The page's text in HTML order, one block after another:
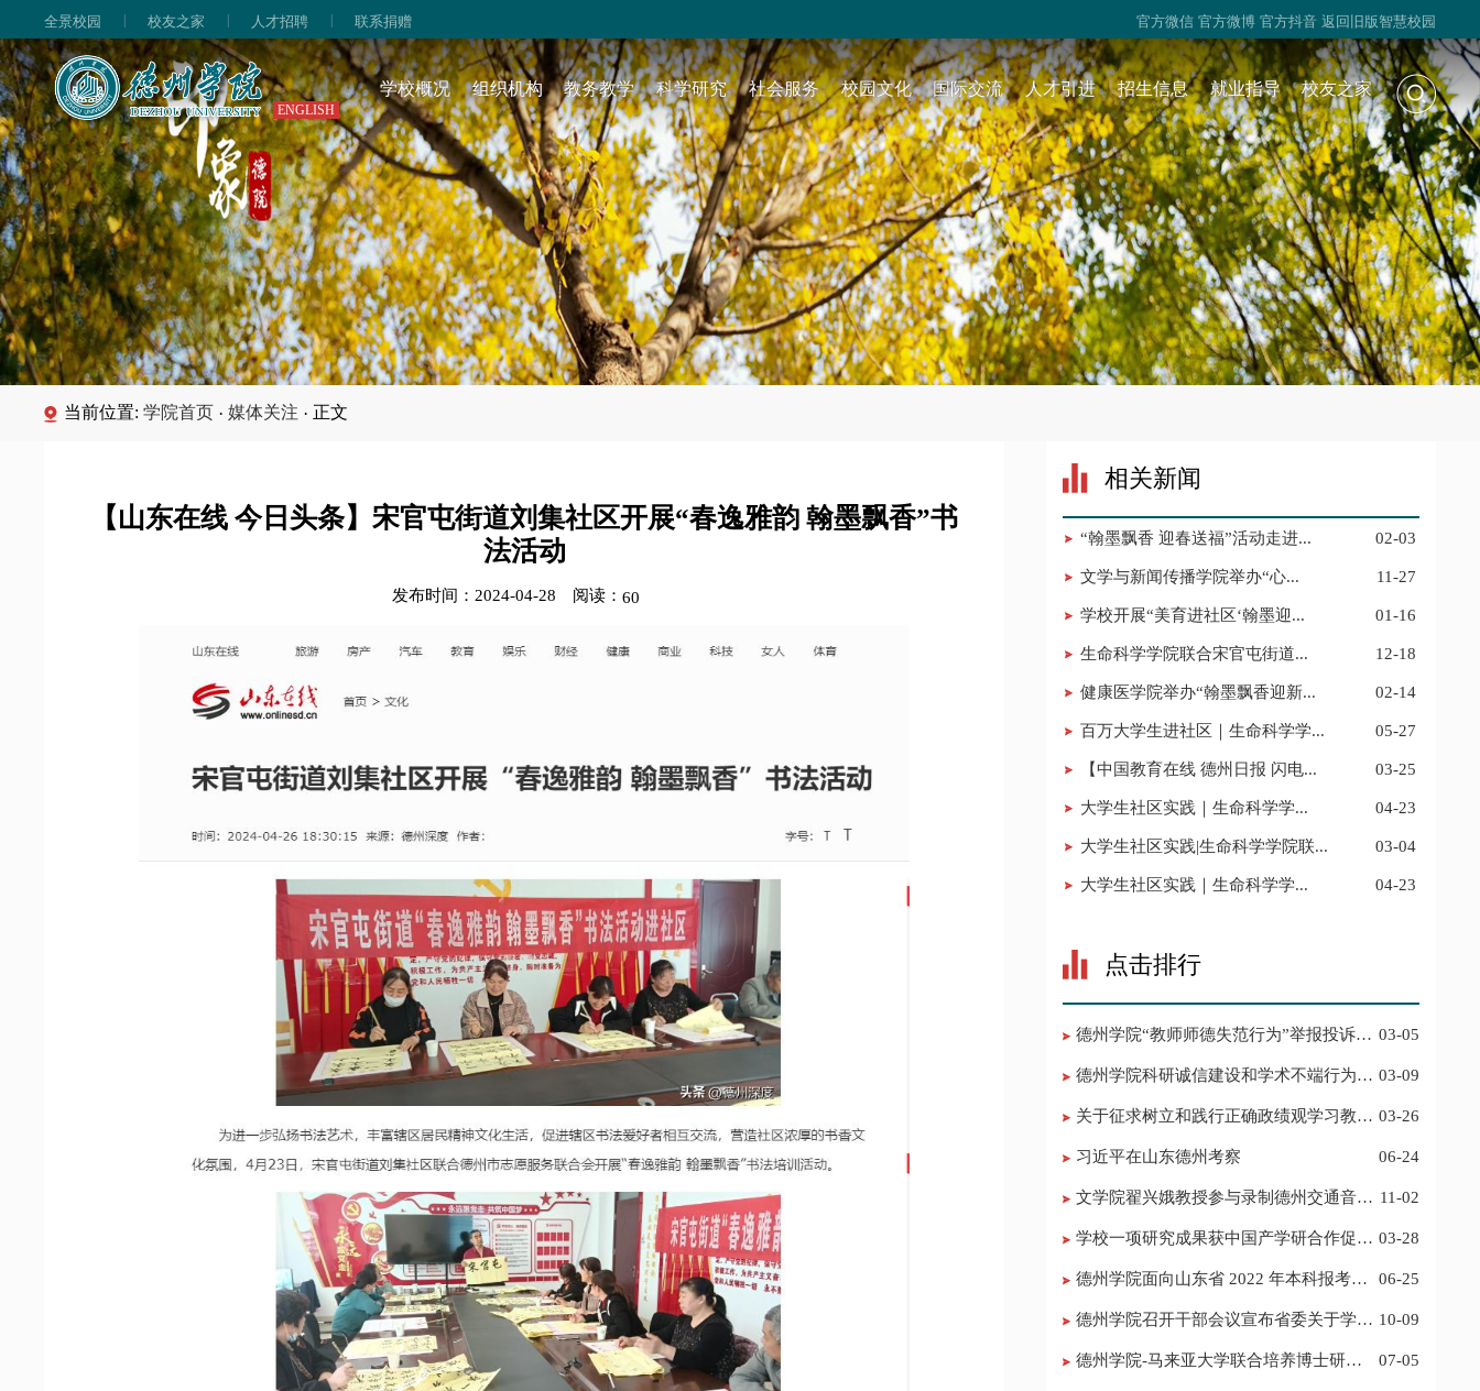
全景校园 | 校友之家 | 人才招聘 | 联系捐赠 官方微信 官方微博 官方抖音 返回旧版智慧校园
ENGLISH
学校概况 组织机构 教务教学 科学研究 社会服务 校园文化 国际交流 人才引进 招生信息 就业指导 校友之家
当前位置:学院首页 · 媒体关注 · 正文
【山东在线 今日头条】宋官屯街道刘集社区开展“春逸雅韵 翰墨飘香”书
法活动
发布时间：2024-04-28 阅读：60
相关新闻
“翰墨飘香 迎春送福”活动走进... 02-03
​文学与新闻传播学院举办“心... 11-27
学校开展“美育进社区‘翰墨迎... 01-16
​生命科学学院联合宋官屯街道... 12-18
健康医学院举办“翰墨飘香迎新... 02-14
百万大学生进社区｜生命科学学... 05-27
【中国教育在线 德州日报 闪电... 03-25
​大学生社区实践｜生命科学学... 04-23
大学生社区实践|生命科学学院联... 03-04
​大学生社区实践｜生命科学学... 04-23
点击排行
03-05
03-09
03-26
习近平在山东德州考察 06-24
11-02
03-28
06-25
10-09
07-05